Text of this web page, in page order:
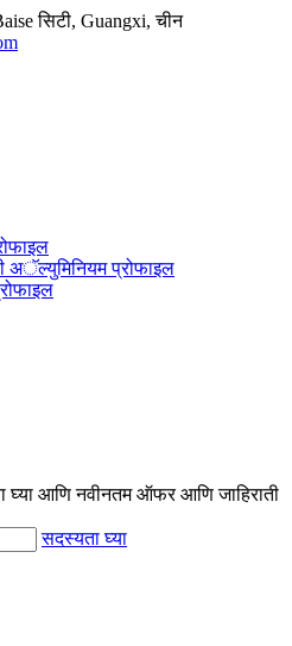
सिटी, Guangxi, चीन
अॅल्युमिनियम प्रोफाइल
घ्या आणि नवीनतम ऑफर आणि जाहिराती
सदस्यता घ्या